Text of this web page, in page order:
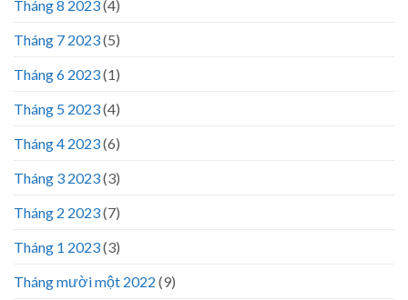
Tháng 8 2023(4)
Tháng 7 2023(5)
Tháng 6 2023(1)
Tháng 5 2023(4)
Tháng 4 2023(6)
Tháng 3 2023(3)
Tháng 2 2023(7)
Tháng 1 2023(3)
Tháng mười một 2022 (9)